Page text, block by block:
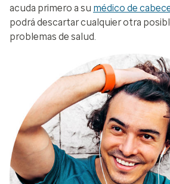
acuda primero a su médico de
podrá descartar cualquier otra
problemas de salud.